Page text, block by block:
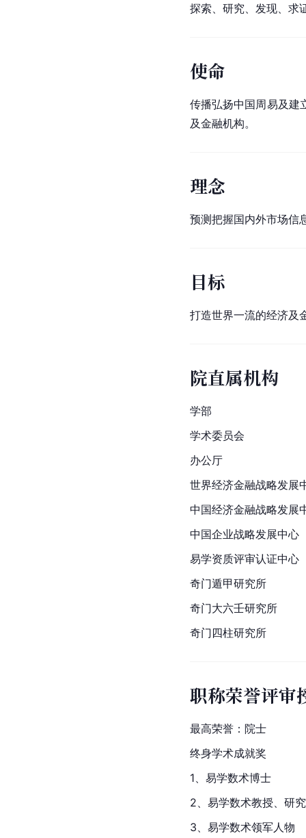
探索、研究、发现、求
使命
传播弘扬中国周易及建
及金融机构。
理念
预测把握国内外市场信
目标
打造世界一流的经济及
院直属机构
学部
学术委员会
办公厅
世界经济金融战略发展
中国经济金融战略发展
中国企业战略发展中心
易学资质评审认证中心
奇门遁甲研究所
奇门大六壬研究所
奇门四柱研究所
职称荣誉评审
最高荣誉：院士
终身学术成就奖
1、易学数术博士
2、易学数术教授、研
3、易学数术领军人物